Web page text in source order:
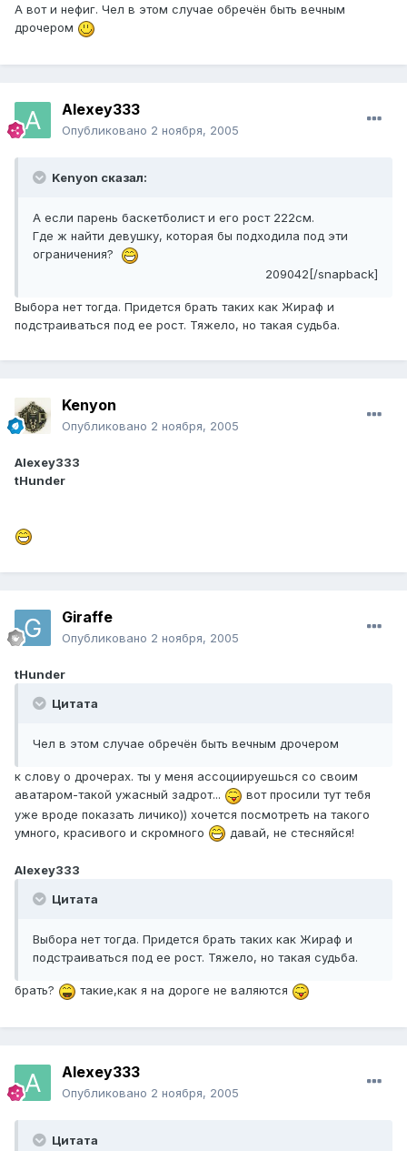
А вот и нефиг. Чел в этом случае обречён быть вечным
дрочером
Alexey333
Опубликовано 2 ноября, 2005
Kenyon сказал:
А если парень баскетболист и его рост 222см.
Где ж найти девушку, которая бы подходила под эти
ограничения?
209042[/snapback]
Выбора нет тогда. Придется брать таких как Жираф и
подстраиваться под ее рост. Тяжело, но такая судьба.
Kenyon
Опубликовано 2 ноября, 2005
Alexey333
tHunder
Giraffe
Опубликовано 2 ноября, 2005
tHunder
Цитата
Чел в этом случае обречён быть вечным дрочером
к слову о дрочерах. ты у меня ассоциируешься со своим
аватаром-такой ужасный задрот...
вот просили тут тебя
уже вроде показать личико)) хочется посмотреть на такого
умного, красивого и скромного
давай, не стесняйся!
Alexey333
Цитата
Выбора нет тогда. Придется брать таких как Жираф и
подстраиваться под ее рост. Тяжело, но такая судьба.
брать? такие,как я на дороге не валяются
Alexey333
Опубликовано 2 ноября, 2005
Цитата